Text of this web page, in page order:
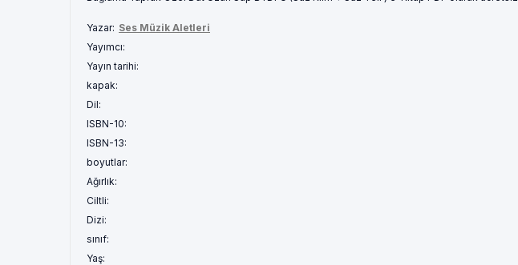
Yazar: Ses Müzik Aletleri
Yayımcı:
Yayın tarihi:
kapak:
Dil:
ISBN-10:
ISBN-13:
boyutlar:
Ağırlık:
Ciltli:
Dizi:
sınıf:
Yaş: